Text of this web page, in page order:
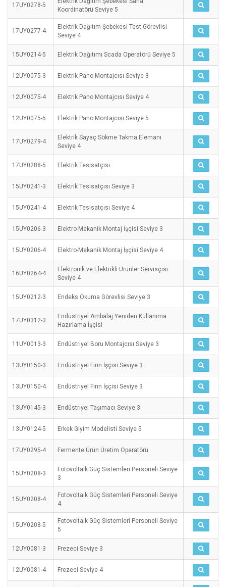
17UY0278-5
Koordinatörü Seviye 5
17UY0277-4
Elektrik Dağıtım Şebekesi Test Görevlisi
Seviye 4
15UY0214-5 Elektrik Dağıtımı Scada Operatörü Seviye 5
12UY0075-3 Elektrik Pano Montajcısı Seviye 3
12UY0075-4 Elektrik Pano Montajcısı Seviye 4
12UY0075-5 Elektrik Pano Montajcısı Seviye 5
17UY0279-4
Elektrik Sayaç Sökme Takma Elemanı
Seviye 4
17UY0288-5 Elektrik Tesisatçısı
15UY0241-3 Elektrik Tesisatçısı Seviye 3
15UY0241-4 Elektrik Tesisatçısı Seviye 4
15UY0206-3 Elektro-Mekanik Montaj İşçisi Seviye 3
15UY0206-4 Elektro-Mekanik Montaj İşçisi Seviye 4
16UY0264-4
Elektronik ve Elektrikli Ürünler Servisçisi
Seviye 4
15UY0212-3 Endeks Okuma Görevlisi Seviye 3
17UY0312-3
Endüstriyel Ambalaj Yeniden Kullanıma
Hazırlama İşçisi
11UY0013-3 Endüstriyel Boru Montajcısı Seviye 3
13UY0150-3 Endüstriyel Fırın İşçisi Seviye 3
13UY0150-4 Endüstriyel Fırın İşçisi Seviye 3
13UY0145-3 Endüstriyel Taşımacı Seviye 3
13UY0124-5 Erkek Giyim Modelisti Seviye 5
17UY0295-4 Fermente Ürün Üretim Operatörü
15UY0208-3
Fotovoltaik Güç Sistemleri Personeli Seviye
3
15UY0208-4
Fotovoltaik Güç Sistemleri Personeli Seviye
4
15UY0208-5
Fotovoltaik Güç Sistemleri Personeli Seviye
5
12UY0081-3 Frezeci Seviye 3
12UY0081-4 Frezeci Seviye 4